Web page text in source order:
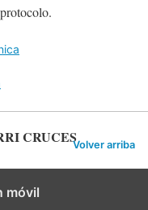
CRUCESVolver arriba
móvil